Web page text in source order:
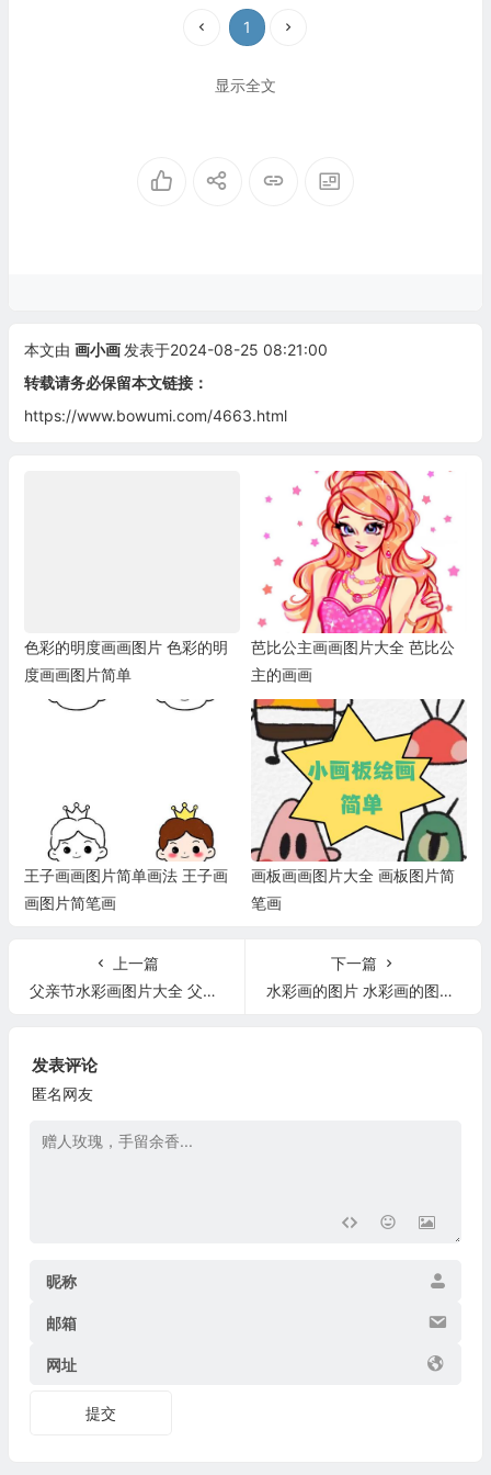
1
显示全文
本文由 画小画 发表于2024-08-25 08:21:00
转载请务必保留本文链接：
https://www.bowumi.com/4663.html
色彩的明度画画图片 色彩的明
度画画图片简单
芭比公主画画图片大全 芭比公
主的画画
王子画画图片简单画法 王子画
画图片简笔画
画板画画图片大全 画板图片简
笔画
上一篇
父亲节水彩画图片大全 父亲节水墨画图片
下一篇
水彩画的图片 水彩画的图片带字唯美
发表评论
匿名网友
昵称
邮箱
网址
提交